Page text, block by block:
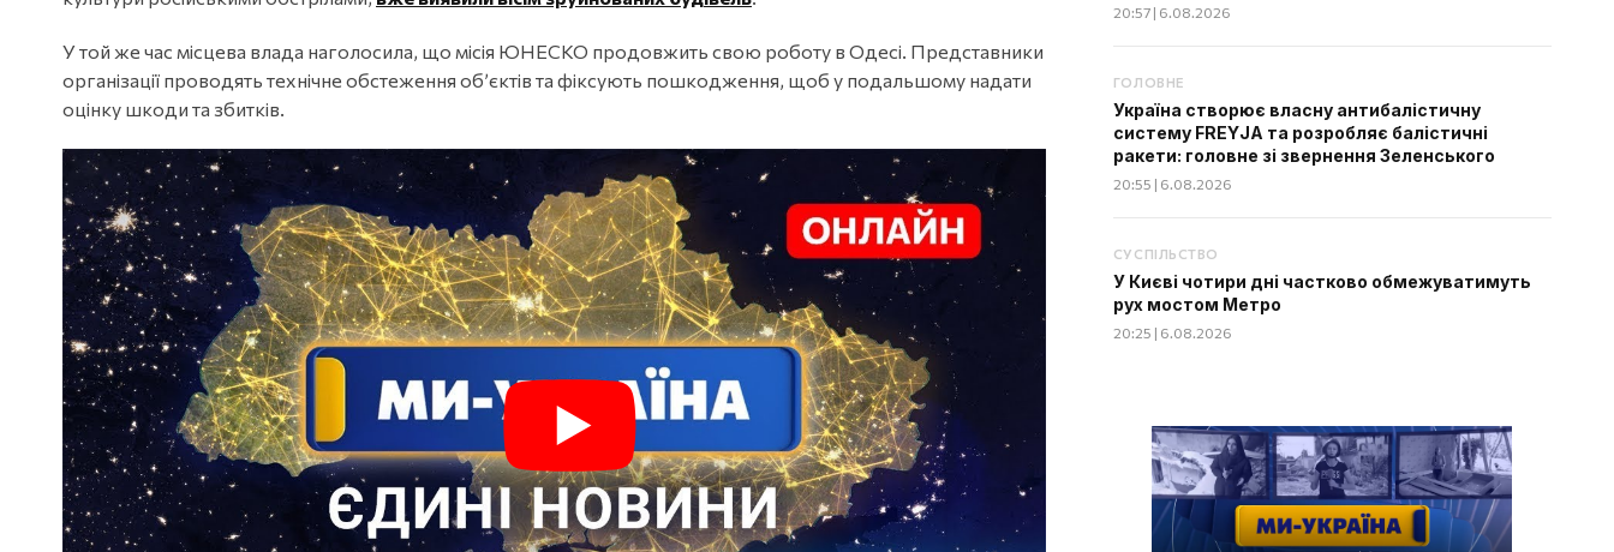
У той же час місцева влада наголосила, що місія ЮНЕСКО продовжить свою роботу в Одесі. Представники
організації проводять технічне обстеження обʼєктів та фіксують пошкодження, щоб у подальшому надати
оцінку шкоди та збитків.
20:57 | 6.08.2026
ГОЛОВНЕ
Україна створює власну антибалістичну
систему FREYJA та розробляє балістичні
ракети: головне зі звернення Зеленського
20:55 | 6.08.2026
СУСПІЛЬСТВО
У Києві чотири дні частково обмежуватимуть
рух мостом Метро
20:25 | 6.08.2026